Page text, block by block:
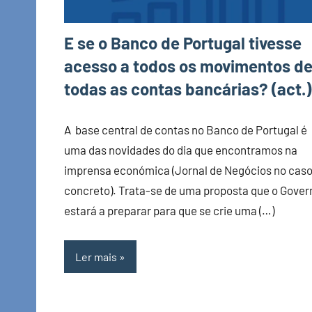
E se o Banco de Portugal tivesse
acesso a todos os movimentos de
todas as contas bancárias? (act.)
A base central de contas no Banco de Portugal é
uma das novidades do dia que encontramos na
imprensa económica (Jornal de Negócios no caso
concreto). Trata-se de uma proposta que o
estará a preparar para que se crie uma (…)
Ler mais